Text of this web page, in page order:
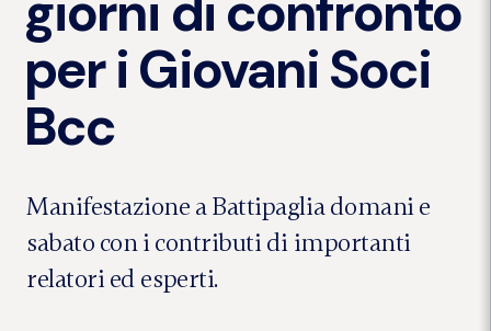
per i Giovani Soci
Bcc
Manifestazione a Battipaglia domani e
sabato con i contributi di importanti
relatori ed esperti.